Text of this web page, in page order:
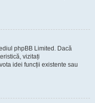
phpBB Limited. Dacă
vizitați
idei funcții existente sau